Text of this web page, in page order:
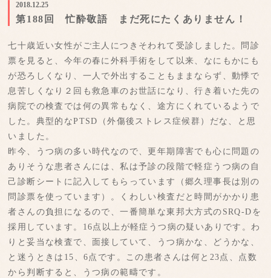
2018.12.25
第188回 忙酔敬語 まだ死にたくありません！
七十歳近い女性がご主人につきそわれて受診しました。問診
票を見ると、今年の春に外科手術をして以来、なにもかにも
が恐ろしくなり、一人で外出することもままならず、動悸で
息苦しくなり２回も救急車のお世話になり、行き着いた先の
病院での検査では何の異常もなく、途方にくれているようで
した。典型的なPTSD（外傷後ストレス症候群）だな、と思
いました。
昨今、うつ病の多い時代なので、更年期障害でも心に問題の
ありそうな患者さんには、私は予診の段階で軽症うつ病の自
己診断シートに記入してもらっています（郷久理事長は別の
問診票を使っています）。くわしい検査だと時間がかかり患
者さんの負担になるので、一番簡単な東邦大方式のSRQ-Dを
採用しています。16点以上が軽症うつ病の疑いありです。わ
りと妥当な検査で、面接していて、うつ病かな、どうかな、
と迷うときは15、6点です。この患者さんは何と23点、点数
から判断すると、うつ病の範疇です。